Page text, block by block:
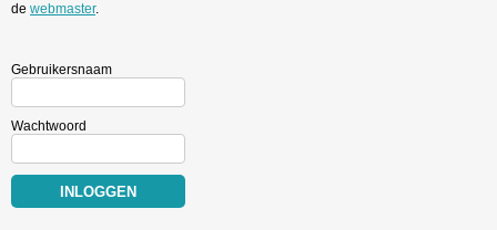
de webmaster.
Gebruikersnaam
Wachtwoord